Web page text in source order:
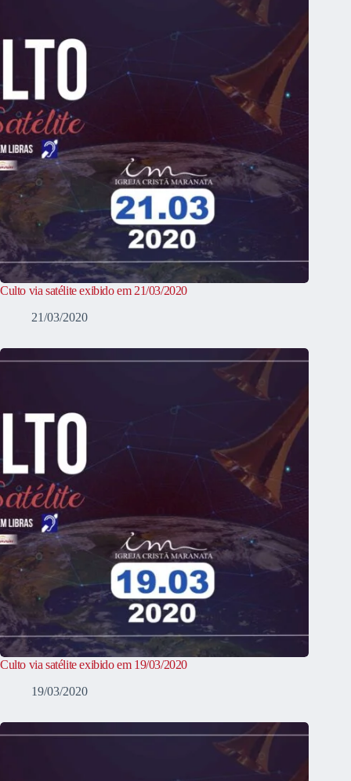
Culto via satélite exibido em 21/03/2020
21/03/2020
Culto via satélite exibido em 19/03/2020
19/03/2020